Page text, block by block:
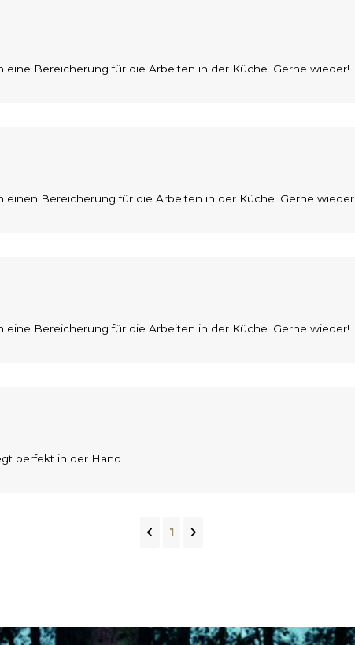
eine Bereicherung für die Arbeiten in der Küche. Gerne wieder!
einen Bereicherung für die Arbeiten in der Küche. Gerne wieder
eine Bereicherung für die Arbeiten in der Küche. Gerne wieder!
perfekt in der Hand
1